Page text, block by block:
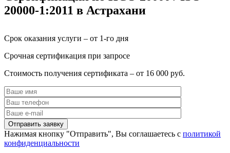
20000-1:2011 в Астрахани
Срок оказания услуги – от 1-го дня
Срочная сертификация при запросе
Стоимость получения сертификата – от 16 000 руб.
Нажимая кнопку "Отправить", Вы соглашаетесь с политикой
конфиденциальности